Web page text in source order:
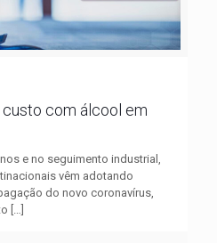
com álcool em
e no seguimento industrial,
vêm adotando
do novo coronavírus,
[…]